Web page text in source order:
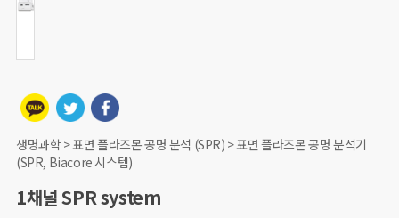
생명과학 > 표면 플라즈몬 공명 분석 (SPR) > 표면 플라즈몬 공명 분석기
(SPR, Biacore 시스템)
1채널 SPR system